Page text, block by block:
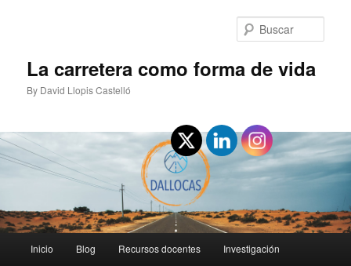
La carretera como forma de vida
By David Llopis Castelló
principal
Inicio Blog Recursos docentes Investigación